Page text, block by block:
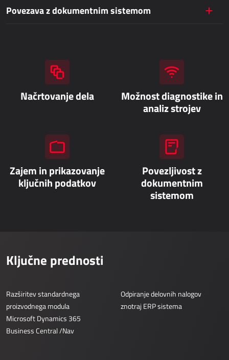
NAMENSKE REŠITVE
Platforma Zdravniki
HRM - KADROVSKA SLUŽBA
AllForTeam HRM
Dynamics 365 Plače
Dynamics 365 Kadrovska evidenca
Računalniška oprema
Strežniška oprema
Mrežna oprema
Sistemska podpora
Povezava z dokumentnim sistemom
Načrtovanje dela
Možnost diagnostike in
analiz strojev
Zajem in prikazovanje
ključnih podatkov
Povezljivost z
dokumentnim
sistemom
Ključne prednosti
Razširitev standardnega
proizvodnega modula
Microsoft Dynamics 365
Business Central /Nav
Odpiranje delovnih nalogov
znotraj ERP sistema